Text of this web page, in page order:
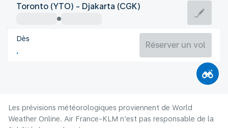
Indonesie
Jakarta
Indonesie
Toronto (YTO) - Djakarta (CGK)
Dès
Réserver un vol
Les prévisions météorologiques proviennent de World
Weather Online. Air France-KLM n'est pas responsable de la